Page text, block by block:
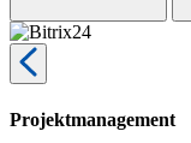
Projektmanagement